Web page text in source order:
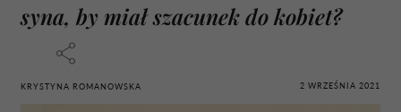
syna, by miał szacunek do kobiet?
KRYSTYNA ROMANOWSKA 2 WRZEŚNIA 2021